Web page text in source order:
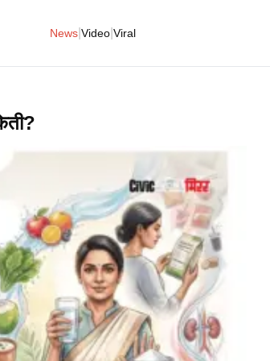
News Video Viral